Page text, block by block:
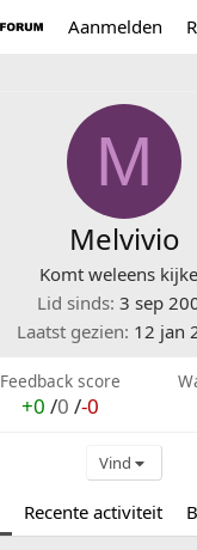
Aanmelden
M
Melvivio
Komt weleens
Lid sinds 3 sep
Laatst gezien 12 jan
Feedback score
+0 /0 /-0
Vind
Recente activiteit